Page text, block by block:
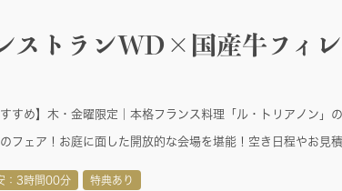
ストランWD×国産牛フィ
すめ】木・金曜限定｜本格フランス料理「ル・トリアノン」
フェア！お庭に面した開放的な会場を堪能！空き日程やお見
：3時間00分 特典あり